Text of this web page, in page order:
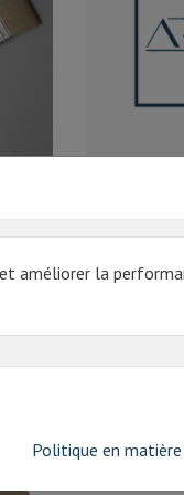
améliorer la
Politique en
11.85€ HT